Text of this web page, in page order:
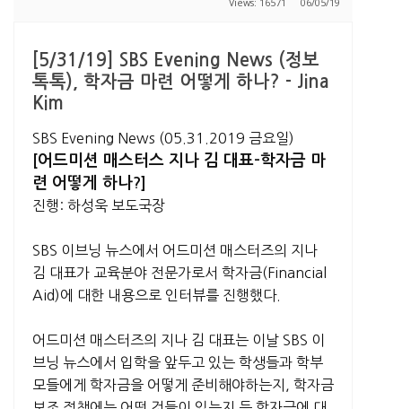
Views: 16571 06/05/19
[5/31/19] SBS Evening News (정보
톡톡), 학자금 마련 어떻게 하나? - Jina
Kim
SBS Evening News (05.31.2019 금요일)
[어드미션 매스터스 지나 김 대표-학자금 마
련 어떻게 하나?]
진행: 하성욱 보도국장
SBS 이브닝 뉴스에서 어드미션 매스터즈의 지나
김 대표가 교육분야 전문가로서 학자금(Financial
Aid)에 대한 내용으로 인터뷰를 진행했다.
어드미션 매스터즈의 지나 김 대표는 이날 SBS 이
브닝 뉴스에서 입학을 앞두고 있는 학생들과 학부
모들에게 학자금을 어떻게 준비해야하는지, 학자금